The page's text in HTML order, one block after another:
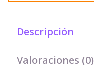
Descripción
Valoraciones (0)